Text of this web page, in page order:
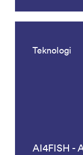
Teknologi
AI4FISH -